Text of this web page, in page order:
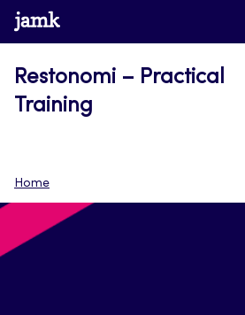
Siirry
suoraan
www.jamk.fi
Restonomi – Practical
Training
Home